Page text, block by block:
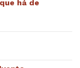
há de